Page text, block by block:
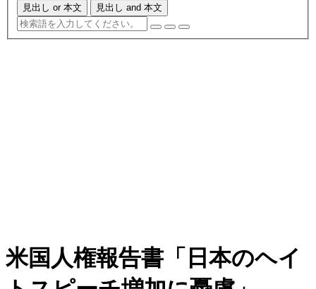
見出し or 本文 見出し and 本文
米国人権報告書「日本のヘイ